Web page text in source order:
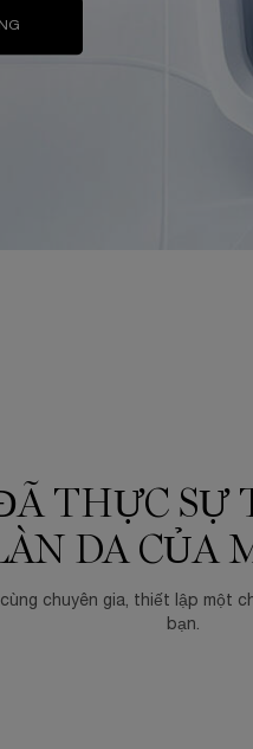
THỰC SỰ
DA CỦA
chuyên gia, thiết lập một
bạn.